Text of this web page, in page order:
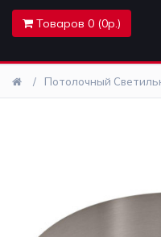
Товаров 0 (0р.)
Лайтбоксы
Предметы
интерьера
Потолочный